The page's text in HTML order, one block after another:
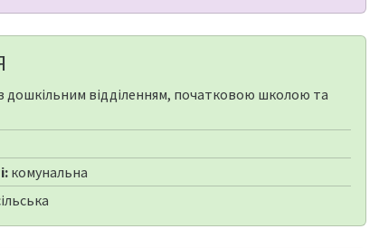
дошкільним відділенням, початковою школою та
комунальна